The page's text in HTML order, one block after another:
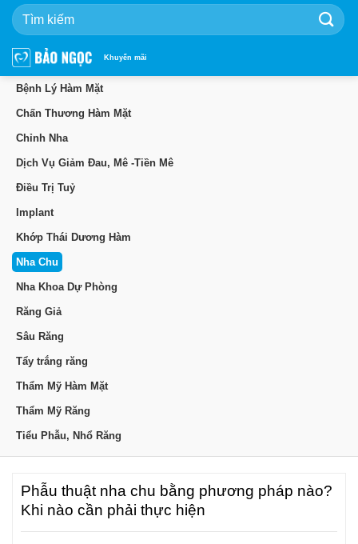
qua
dung
Khuyến mãi
Bệnh Lý Hàm Mặt
Chấn Thương Hàm Mặt
Chỉnh Nha
Dịch Vụ Giảm Đau, Mê -Tiền Mê
Điều Trị Tuỷ
Implant
Khớp Thái Dương Hàm
Nha Chu
Nha Khoa Dự Phòng
Răng Giả
Sâu Răng
Tẩy trắng răng
Thẩm Mỹ Hàm Mặt
Thẩm Mỹ Răng
Tiểu Phẫu, Nhổ Răng
Phẫu thuật nha chu bằng phương pháp nào?
Khi nào cần phải thực hiện